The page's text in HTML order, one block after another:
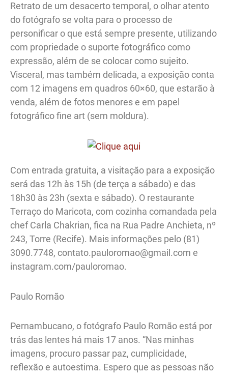
Retrato de um desacerto temporal, o olhar atento
do fotógrafo se volta para o processo de
personificar o que está sempre presente, utilizando
com propriedade o suporte fotográfico como
expressão, além de se colocar como sujeito.
Visceral, mas também delicada, a exposição conta
com 12 imagens em quadros 60×60, que estarão à
venda, além de fotos menores e em papel
fotográfico fine art (sem moldura).
Com entrada gratuita, a visitação para a exposição
será das 12h às 15h (de terça a sábado) e das
18h30 às 23h (sexta e sábado). O restaurante
Terraço do Maricota, com cozinha comandada pela
chef Carla Chakrian, fica na Rua Padre Anchieta, nº
243, Torre (Recife). Mais informações pelo (81)
3090.7748, contato.pauloromao@gmail.com e
instagram.com/pauloromao.
Paulo Romão
Pernambucano, o fotógrafo Paulo Romão está por
trás das lentes há mais 17 anos. “Nas minhas
imagens, procuro passar paz, cumplicidade,
reflexão e autoestima. Espero que as pessoas não